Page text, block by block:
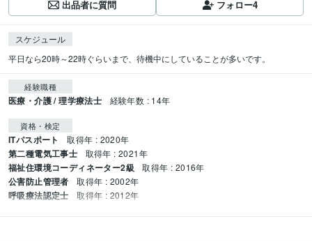
出品者に質問 フォロー4
スケジュール
平日なら20時～22時ぐらいまで、待機中にしていることが多いです。
経験職種
医療・介護 / 理学療法士 経験年数 : 14年
資格・検定
ITパスポート 取得年 : 2020年
第二種電気工事士 取得年 : 2021年
福祉住環境コーディネーター2級 取得年 : 2016年
公害防止管理者 取得年 : 2002年
呼吸療法認定士 取得年 : 2012年